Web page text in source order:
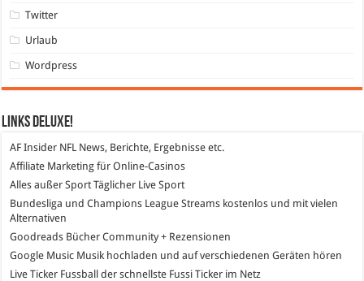
Twitter
Urlaub
Wordpress
Links DeLuXe!
AF Insider NFL News, Berichte, Ergebnisse etc.
Affiliate Marketing für Online-Casinos
Alles außer SportTäglicher Live Sport
Bundesliga und Champions League Streams kostenlos und mit vielen
Alternativen
Goodreads Bücher Community + Rezensionen
Google Music Musik hochladen und auf verschiedenen Geräten hören
Live Ticker Fussball
der schnellste Fussi Ticker im Netz